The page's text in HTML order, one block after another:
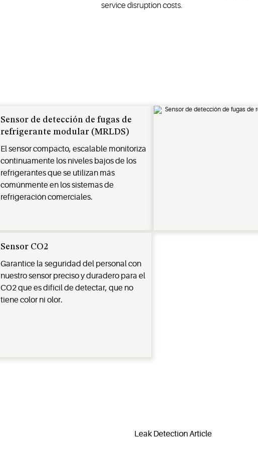
service disruption costs.
Sensor de detección de fugas de
refrigerante modular (MRLDS)
El sensor compacto, escalable monitoriza
continuamente los niveles bajos de los
refrigerantes que se utilizan más
comúnmente en los sistemas de
refrigeración comerciales.
Sensor CO2
Garantice la seguridad del personal con
nuestro sensor preciso y duradero para el
CO2 que es difícil de detectar, que no
tiene color ni olor.